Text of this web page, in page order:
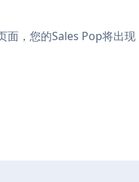
，您的Sales Pop将出现